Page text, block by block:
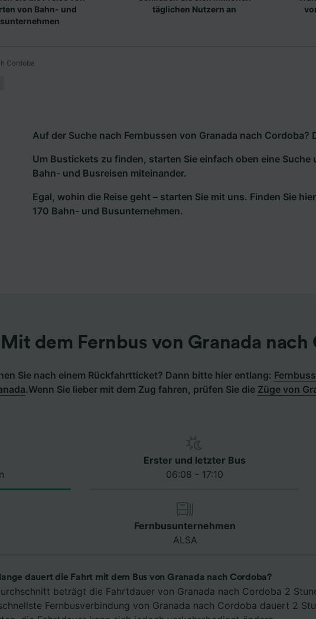
von Bahn- und
täglichen Nutzern an
Cordoba
Auf der Suche nach Fernbussen von Granada nach Cordoba?
Um Bustickets zu finden, starten Sie einfach oben eine
Bahn- und Busreisen miteinander.
Egal, wohin die Reise geht – starten Sie mit uns. Finden Sie
170 Bahn- und Busunternehmen.
Mit dem Fernbus von Granada nach
Sie nach einem Rückfahrtticket? Dann bitte hier entlang:
.Wenn Sie lieber mit dem Zug fahren, prüfen Sie die Züge von
Erster und letzter Bus
06:08 - 17:10
Fernbusunternehmen
ALSA
dauert die Fahrt mit dem Bus von Granada nach Cordoba?
beträgt die Fahrtdauer von Granada nach Cordoba 2
Fernbusverbindung von Granada nach Cordoba dauert 2